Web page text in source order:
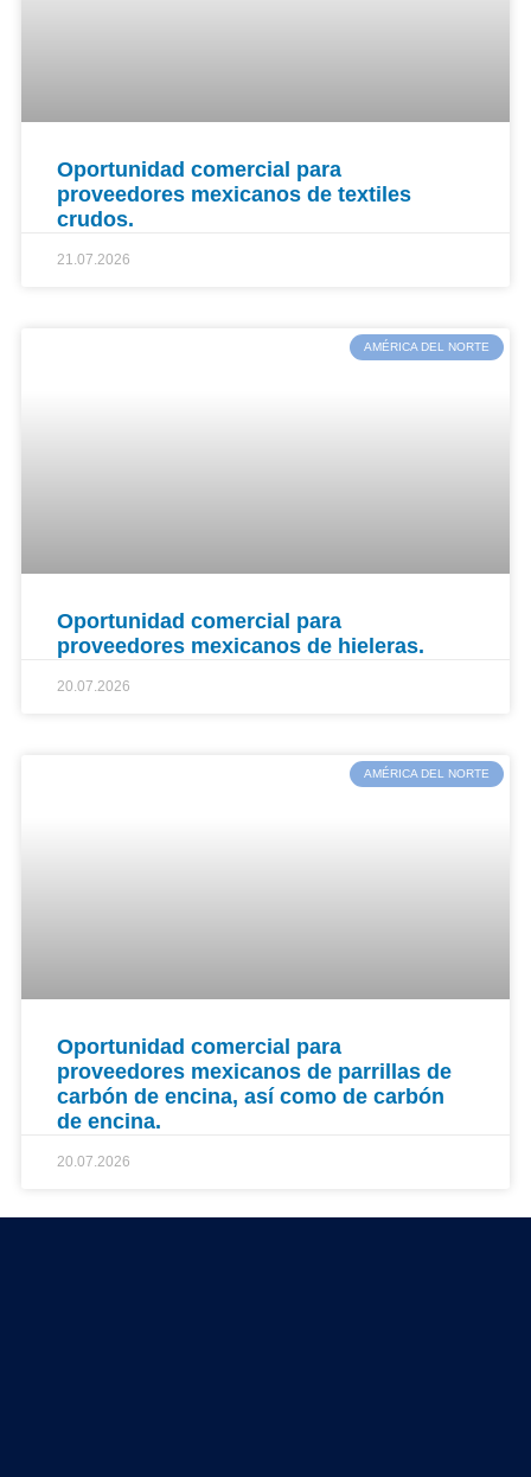
Oportunidad comercial para
proveedores mexicanos de textiles
crudos.
21.07.2026
AMÉRICA DEL NORTE
Oportunidad comercial para
proveedores mexicanos de hieleras.
20.07.2026
AMÉRICA DEL NORTE
Oportunidad comercial para
proveedores mexicanos de parrillas de
carbón de encina, así como de carbón
de encina.
20.07.2026